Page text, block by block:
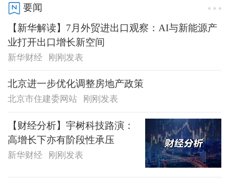
要闻
【新华解读】7月外贸进出口观察：AI与新能源产
业打开出口增长新空间
新华财经 刚刚发表
北京进一步优化调整房地产政策
北京市住建委网站 刚刚发表
【财经分析】宇树科技路演：
高增长下亦有阶段性承压
新华财经 刚刚发表